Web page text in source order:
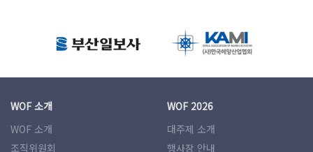
WOF 소개
WOF 소개
조직위원회
WOF 2026
대주제 소개
행사장 안내